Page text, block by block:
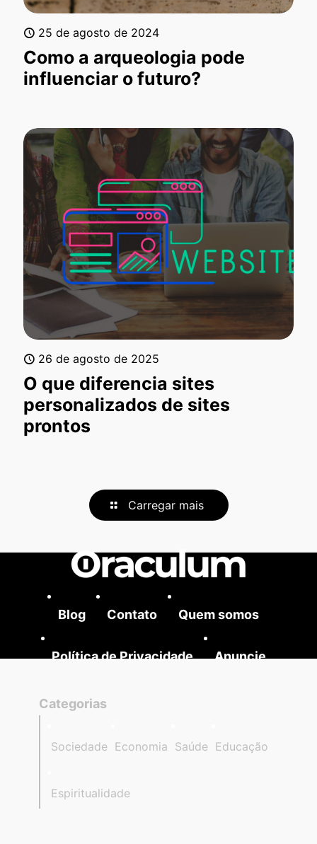
25 de agosto de 2024
Como a arqueologia pode
influenciar o futuro?
26 de agosto de 2025
O que diferencia sites
personalizados de sites
prontos
Carregar mais
Blog Contato Quem somos
Política de Privacidade Anuncie
Categorias
Sociedade Economia Saúde Educação
Espiritualidade